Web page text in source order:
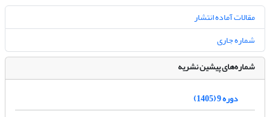
مقالات آماده انتشار
شماره جاری
شماره‌های پیشین نشریه
دوره 9 (1405)